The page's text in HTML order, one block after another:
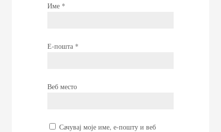
Име *
Е-пошта *
Веб место
Сачувај моје име, е-пошту и веб